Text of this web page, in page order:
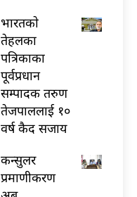
भारतकाे
तेहलका
पत्रिकाका
पूर्वप्रधान
सम्पादक तरुण
तेजपाललाई १०
वर्ष कैद सजाय
कन्सुलर
प्रमाणीकरण